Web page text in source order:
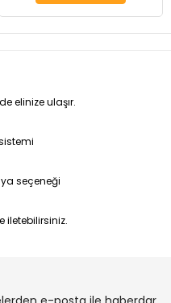
elinize ulaşır.
seçeneği
iletebilirsiniz.